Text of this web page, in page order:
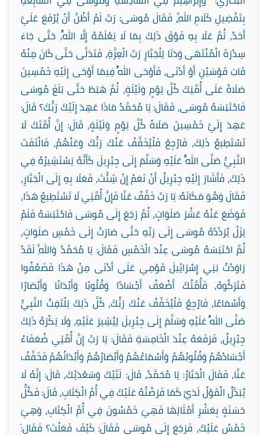
بِتَفْضِيلِ كَلَامِ اللَّهِ، فَقَالَ مُوسَى: رَبِّ لَمْ أَظُنَّ أَنْ يُرْفَعَ عَلَيَّ
أَحَدٌ، ثُمَّ عَلَا بِهِ فَوْقَ ذَلِكَ بِمَا لَا يَعْلَمُهُ إِلَّا اللَّهُ، حَتَّى جَاءَ
سِدْرَةَ الْمُنْتَهَى وَدَنَا لِلْجَبَّارِ رَبِّ الْعِزَّةِ، فَتَدَلَّى حَتَّى كَانَ مِنْهُ
قَابَ قَوْسَيْنِ أَوْ أَدْنَى، فَأَوْحَى اللَّهُ فِيمَا أَوْحَى إِلَيْهِ خَمْسِينَ
صَلَاةً عَلَى أُمَّتِكَ كُلَّ يَوْمٍ وَلَيْلَةٍ، ثُمَّ هَبَطَ حَتَّى بَلَغَ مُوسَى
فَاحْتَبَسَهُ مُوسَى، فَقَالَ: يَا مُحَمَّدُ مَاذَا عَهِدَ إِلَيْكَ رَبُّكَ؟ قَالَ:
عَهِدَ إِلَيَّ خَمْسِينَ صَلَاةً كُلَّ يَوْمٍ وَلَيْلَةٍ، قَالَ: إِنَّ أُمَّتَكَ لَا
تَسْتَطِيعُ ذَلِكَ، فَارْجِعْ فَلْيُخَفِّفْ عَنْكَ رَبُّكَ وَعَنْهُمْ، فَالْتَفَتَ
النَّبِيُّ صَلَّى اللَّهُ عَلَيْهِ وَسَلَّمَ إِلَى جِبْرِيلَ كَأَنَّهُ يَسْتَشِيرُهُ فِي
ذَلِكَ، فَأَشَارَ إِلَيْهِ جِبْرِيلُ أَنْ نَعَمْ إِنْ شِئْتَ، فَعَلَا بِهِ إِلَى الْجَبَّارِ،
فَقَالَ وَهُوَ مَكَانَهُ: يَا رَبِّ خَفِّفْ عَنَّا فَإِنَّ أُمَّتِي لَا تَسْتَطِيعُ هَذَا،
فَوَضَعَ عَنْهُ عَشْرَ صَلَوَاتٍ، ثُمَّ رَجَعَ إِلَى مُوسَى فَاحْتَبَسَهُ فَلَمْ
يَزَلْ يُرَدِّدُهُ مُوسَى إِلَى رَبِّهِ حَتَّى صَارَتْ إِلَى خَمْسِ صَلَوَاتٍ،
ثُمَّ احْتَبَسَهُ مُوسَى عِنْدَ الْخَمْسِ فَقَالَ: يَا مُحَمَّدُ وَاللَّهِ لَقَدْ
رَاوَدْتُ بَنِي إِسْرَائِيلَ قَوْمِي عَلَى أَدْنَى مِنْ هَذَا فَضَعُفُوا
فَتَرَكُوهُ، فَأُمَّتُكَ أَضْعَفُ أَجْسَادًا وَقُلُوبًا وَأَبْدَانًا وَأَبْصَارًا
وَأَسْمَاعًا، فَارْجِعْ فَلْيُخَفِّفْ عَنْكَ رَبُّكَ، كُلَّ ذَلِكَ يَلْتَفِتُ النَّبِيُّ
صَلَّى اللَّهُ عَلَيْهِ وَسَلَّمَ إِلَى جِبْرِيلَ لِيُشِيرَ عَلَيْهِ، وَلَا يَكْرَهُ ذَلِكَ
جِبْرِيلُ، فَرَفَعَهُ عِنْدَ الْخَامِسَةِ فَقَالَ: يَا رَبِّ إِنَّ أُمَّتِي ضُعَفَاءُ
أَجْسَادُهُمْ وَقُلُوبُهُمْ وَأَسْمَاعُهُمْ وَأَبْصَارُهُمْ وَأَبْدَانُهُمْ فَخَفِّفْ
عَنَّا، فَقَالَ الْجَبَّارُ: يَا مُحَمَّدُ، قَالَ: لَبَّيْكَ وَسَعْدَيْكَ، قَالَ: إِنَّهُ لَا
يُبَدَّلُ الْقَوْلُ لَدَيَّ كَمَا فَرَضْتُهُ عَلَيْكَ فِي أُمِّ الْكِتَابِ، قَالَ: فَكُلُّ
حَسَنَةٍ بِعَشْرِ أَمْثَالِهَا فَهِيَ خَمْسُونَ فِي أُمِّ الْكِتَابِ، وَهِيَ
خَمْسٌ عَلَيْكَ، فَرَجَعَ إِلَى مُوسَى فَقَالَ: كَيْفَ فَعَلْتَ؟ فَقَال:َ